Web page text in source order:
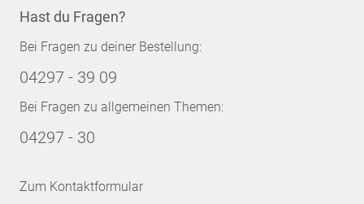
Hast du Fragen?
Bei Fragen zu deiner Bestellung:
04297 - 39 09
Bei Fragen zu allgemeinen Themen:
04297 - 30
Zum Kontaktformular